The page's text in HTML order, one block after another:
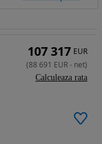
107 317 EUR
(88 691 EUR- net)
Calculeaza rata